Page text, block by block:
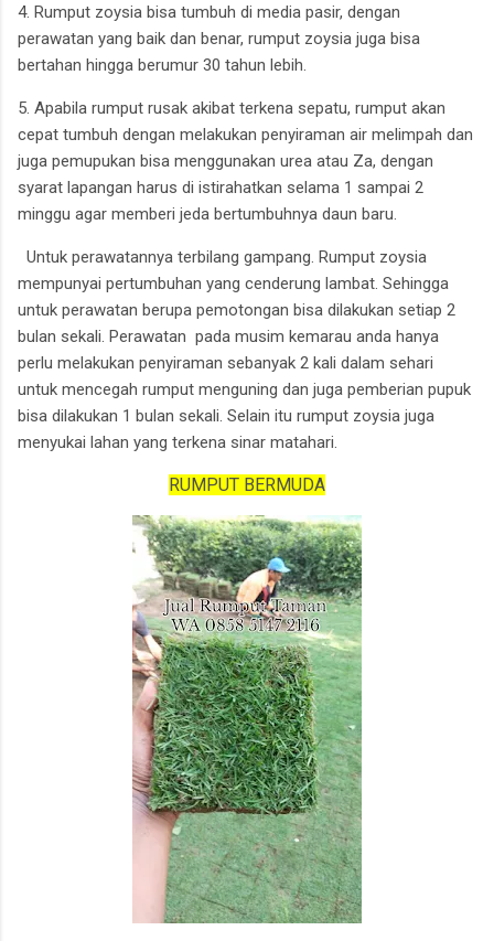
4. Rumput zoysia bisa tumbuh di media pasir, dengan
perawatan yang baik dan benar, rumput zoysia juga bisa
bertahan hingga berumur 30 tahun lebih.
5. Apabila rumput rusak akibat terkena sepatu, rumput akan
cepat tumbuh dengan melakukan penyiraman air melimpah dan
juga pemupukan bisa menggunakan urea atau Za, dengan
syarat lapangan harus di istirahatkan selama 1 sampai 2
minggu agar memberi jeda bertumbuhnya daun baru.
Untuk perawatannya terbilang gampang. Rumput zoysia
mempunyai pertumbuhan yang cenderung lambat. Sehingga
untuk perawatan berupa pemotongan bisa dilakukan setiap 2
bulan sekali. Perawatan pada musim kemarau anda hanya
perlu melakukan penyiraman sebanyak 2 kali dalam sehari
untuk mencegah rumput menguning dan juga pemberian pupuk
bisa dilakukan 1 bulan sekali. Selain itu rumput zoysia juga
menyukai lahan yang terkena sinar matahari.
RUMPUT BERMUDA